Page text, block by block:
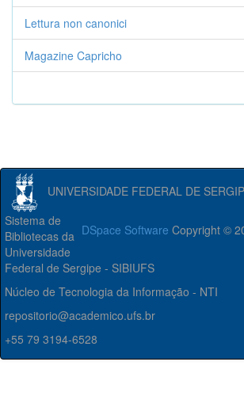
Lettura non canonici
Magazine Capricho
UNIVERSIDADE FEDERAL DE
DSpace Software Copyright ©
Sistema de
Bibliotecas da
Universidade
Federal de Sergipe - SIBIUFS
Núcleo de Tecnologia da Informação - NTI
repositorio@academico.ufs.br
+55 79 3194-6528